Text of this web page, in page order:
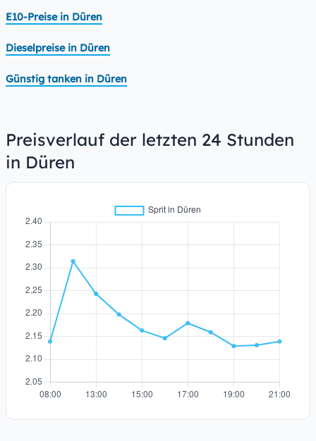
E10-Preise in Düren
Dieselpreise in Düren
Günstig tanken in Düren
Preisverlauf der letzten 24 Stunden
in Düren